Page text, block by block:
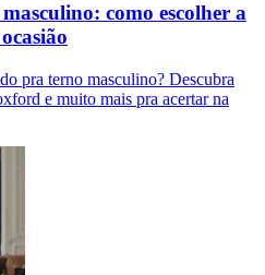
como escolher a
pra terno masculino? Descubra
e muito mais pra acertar na